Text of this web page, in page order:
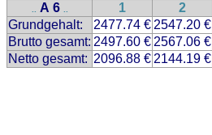
.. A 6 .. 1 2
Grundgehalt:
2477.74 € 2547.20 €
Brutto gesamt: 2497.60 € 2567.06 €
Netto gesamt: 2096.88 € 2144.19 €